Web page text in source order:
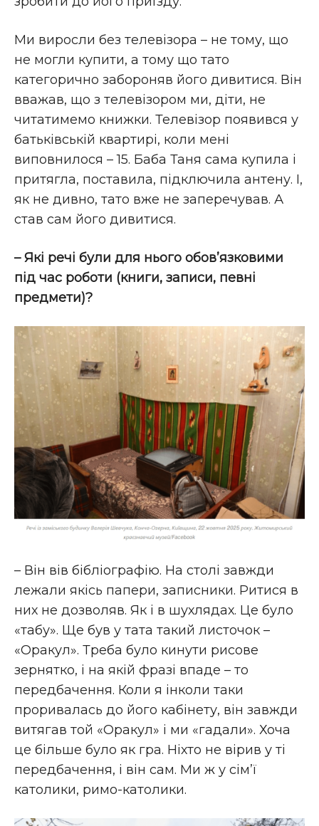
Ми виросли без телевізора – не тому, що
не могли купити, а тому що тато
категорично забороняв його дивитися. Він
вважав, що з телевізором ми, діти, не
читатимемо книжки. Телевізор появився у
батьківській квартирі, коли мені
виповнилося – 15. Баба Таня сама купила і
притягла, поставила, підключила антену. І,
як не дивно, тато вже не заперечував. А
став сам його дивитися.
– Які речі були для нього обов’язковими
під час роботи (книги, записи, певні
предмети)?
– Він вів бібліографію. На столі завжди
лежали якісь папери, записники. Ритися в
них не дозволяв. Як і в шухлядах. Це було
«табу». Ще був у тата такий листочок –
«Оракул». Треба було кинути рисове
зернятко, і на якій фразі впаде – то
передбачення. Коли я інколи таки
проривалась до його кабінету, він завжди
витягав той «Оракул» і ми «гадали». Хоча
це більше було як гра. Ніхто не вірив у ті
передбачення, і він сам. Ми ж у сім’ї
католики, римо-католики.